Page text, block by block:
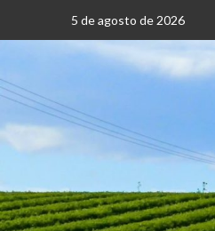
5 de agosto de 2026